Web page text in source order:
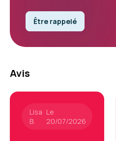
Être rappelé
Avis
Lisa
B.
Le
20/07/2026